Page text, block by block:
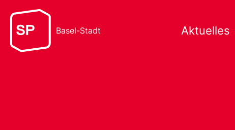
Basel-Stadt Aktuelles